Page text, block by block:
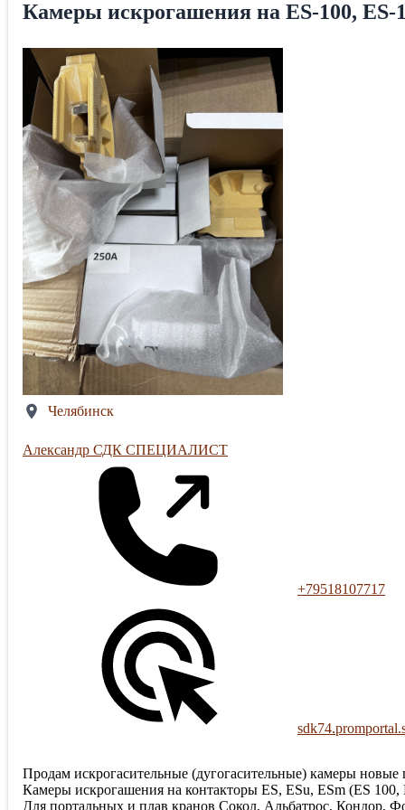
Камеры искрогашения на ES-100, ES-
Челябинск
Александр СДК СПЕЦИАЛИСТ
+79518107717
Продам искрогасительные (дугогасительные) камеры
Камеры искрогашения на контакторы ES, ESu, ESm (ES 100,
Для портальных и плав кранов Сокол, Альбатрос, Кондор,